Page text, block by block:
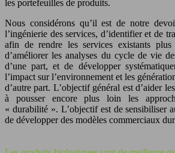
les portefeuilles de produits.
Nous considérons qu’il est de notre
l’ingénierie des services, d’identifier et de
afin de rendre les services existants
d’améliorer les analyses du cycle de vie
d’une part, et de développer
l’impact sur l’environnement et les
d’autre part. L’objectif général est d’aider
à pousser encore plus loin les
« durabilité ». L’objectif est de sensibiliser
de développer des modèles commerciaux